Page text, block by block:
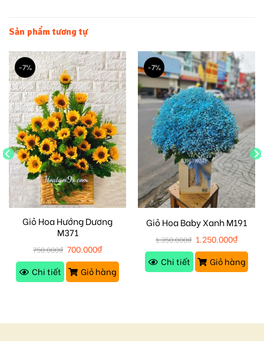
Sản phẩm tương tự
-7%
Giỏ Hoa Hướng Dương
M371
750.000₫ 700.000₫
Chi tiết
Giỏ hàng
-7%
Giỏ Hoa Baby Xanh M191
1.350.000₫ 1.250.000₫
Chi tiết
Giỏ hàng